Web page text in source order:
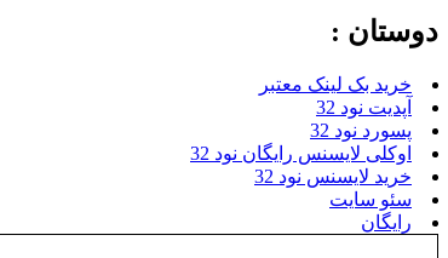
دوستان :
خرید بک لینک معتبر
آپدیت نود 32
پسورد نود 32
اوکلی لایسنس رایگان نود 32
خرید لایسنس نود 32
سئو سایت
رایگان